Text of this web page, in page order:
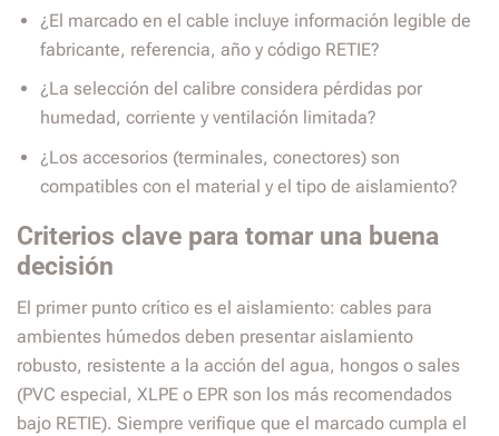
¿El marcado en el cable incluye información legible de
fabricante, referencia, año y código RETIE?
¿La selección del calibre considera pérdidas por
humedad, corriente y ventilación limitada?
¿Los accesorios (terminales, conectores) son
compatibles con el material y el tipo de aislamiento?
Criterios clave para tomar una buena
decisión
El primer punto crítico es el aislamiento: cables para
ambientes húmedos deben presentar aislamiento
robusto, resistente a la acción del agua, hongos o sales
(PVC especial, XLPE o EPR son los más recomendados
bajo RETIE). Siempre verifique que el marcado cumpla el